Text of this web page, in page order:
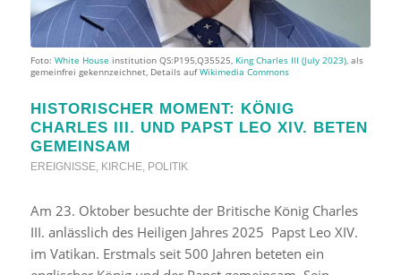
Foto: White House institution QS:P195,Q35525, King Charles III (July 2023), als
gemeinfrei gekennzeichnet, Details aufWikimedia Commons
HISTORISCHER MOMENT: KÖNIG
CHARLES III. UND PAPST LEO XIV. BETEN
GEMEINSAM
EREIGNISSE, KIRCHE, POLITIK
Am 23. Oktober besuchte der Britische König Charles
III. anlässlich des Heiligen Jahres 2025 Papst Leo XIV.
im Vatikan. Erstmals seit 500 Jahren beteten ein